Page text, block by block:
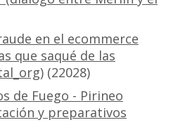
en el ecommerce
que saqué de las
(22028)
de Fuego - Pirineo
y preparativos